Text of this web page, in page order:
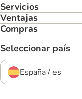
Servicios
Ventajas
Compras
Seleccionar país
España / es